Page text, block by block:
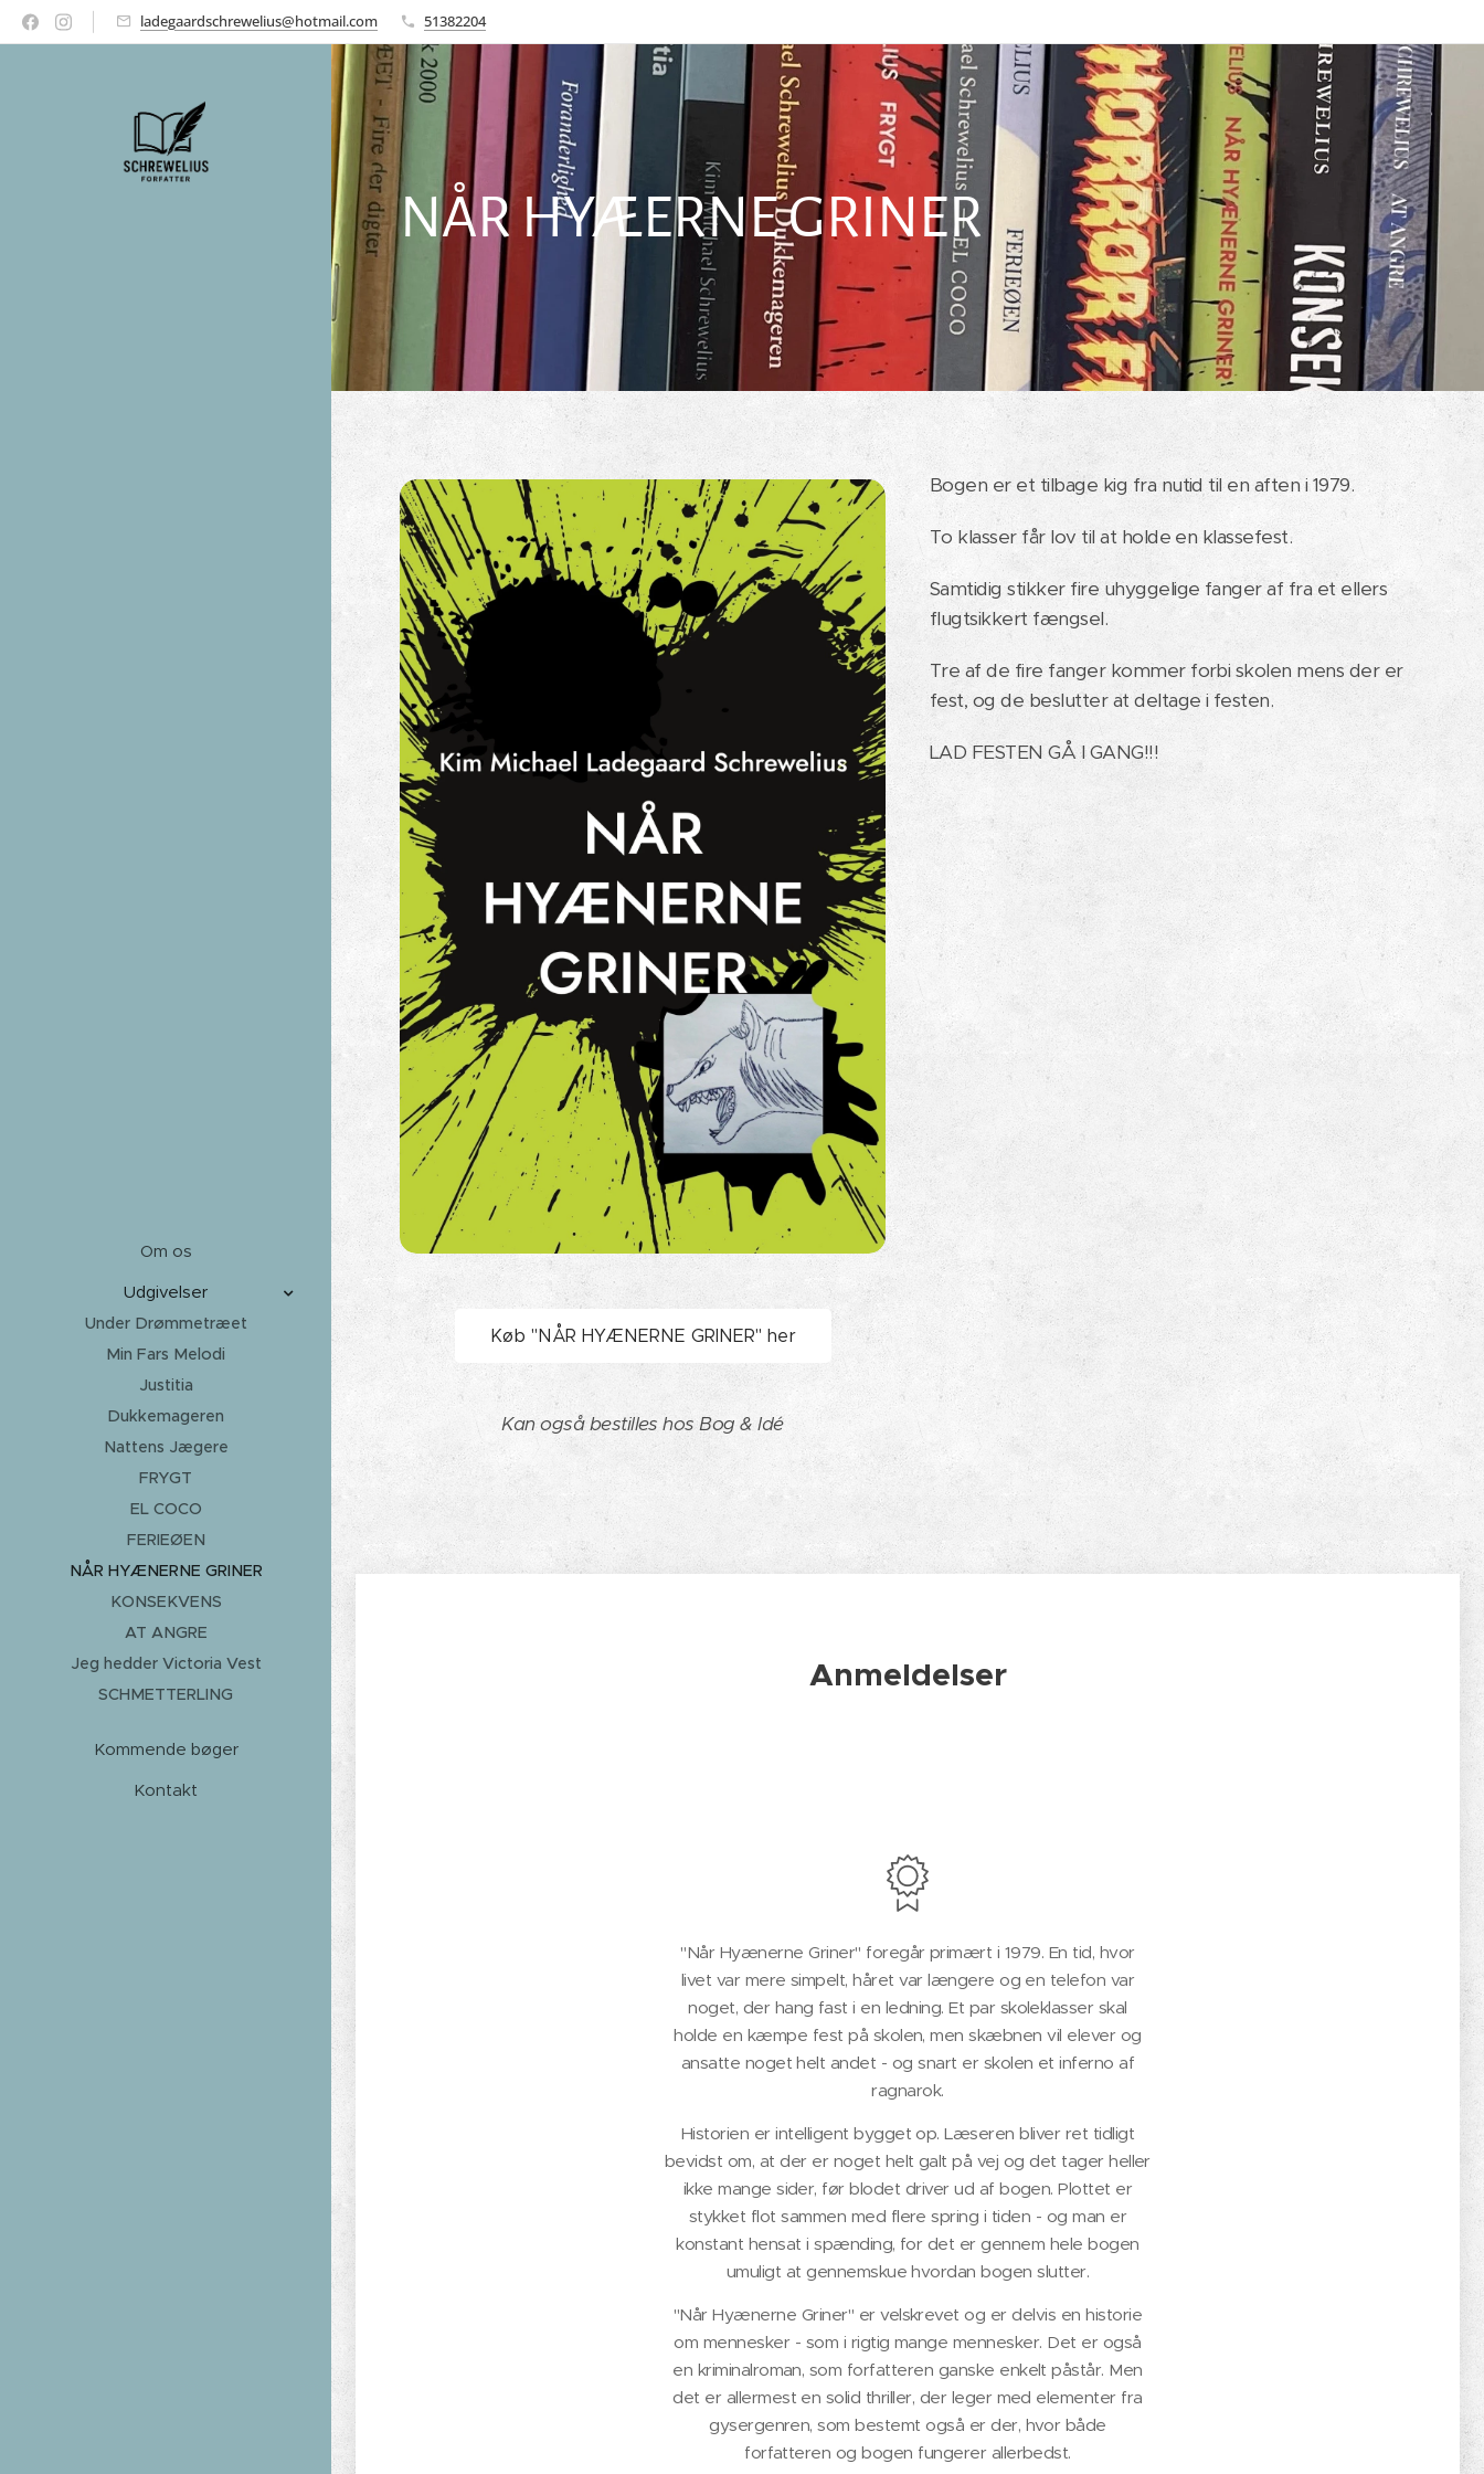
ladegaardschrewelius@hotmail.com 51382204
Om os
Udgivelser
Under Drømmetræet
Min Fars Melodi
Justitia
Dukkemageren
Nattens Jægere
FRYGT
EL COCO
FERIEØEN
NÅR HYÆNERNE GRINER
KONSEKVENS
AT ANGRE
Jeg hedder Victoria Vest
SCHMETTERLING
Kommende bøger
Kontakt
NÅR HYÆERNE GRINER
Køb "NÅR HYÆNERNE GRINER" her
Kan også bestilles hos Bog & Idé
Bogen er et tilbage kig fra nutid til en aften i 1979.
To klasser får lov til at holde en klassefest.
Samtidig stikker fire uhyggelige fanger af fra et ellers
flugtsikkert fængsel.
Tre af de fire fanger kommer forbi skolen mens der er
fest, og de beslutter at deltage i festen.
LAD FESTEN GÅ I GANG!!!
Anmeldelser
"Når Hyænerne Griner" foregår primært i 1979. En tid, hvor
livet var mere simpelt, håret var længere og en telefon var
noget, der hang fast i en ledning. Et par skoleklasser skal
holde en kæmpe fest på skolen, men skæbnen vil elever og
ansatte noget helt andet - og snart er skolen et inferno af
ragnarok.
Historien er intelligent bygget op. Læseren bliver ret tidligt
bevidst om, at der er noget helt galt på vej og det tager heller
ikke mange sider, før blodet driver ud af bogen. Plottet er
stykket flot sammen med flere spring i tiden - og man er
konstant hensat i spænding, for det er gennem hele bogen
umuligt at gennemskue hvordan bogen slutter.
"Når Hyænerne Griner" er velskrevet og er delvis en historie
om mennesker - som i rigtig mange mennesker. Det er også
en kriminalroman, som forfatteren ganske enkelt påstår. Men
det er allermest en solid thriller, der leger med elementer fra
gysergenren, som bestemt også er der, hvor både
forfatteren og bogen fungerer allerbedst.